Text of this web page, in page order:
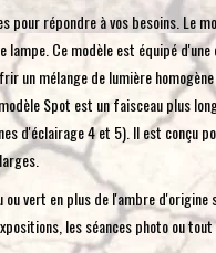
pour répondre à vos besoins. Le
lampe. Ce modèle est équipé
un mélange de lumière
Spot est un faisceau plus
d'éclairage 4 et 5). Il est conçu
vert en plus de l'ambre d'origine
les séances photo ou